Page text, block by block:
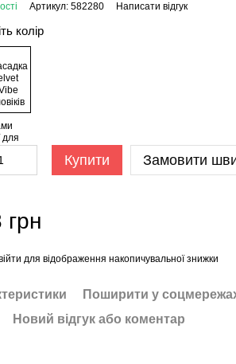
Артикул: 582280 Написати відгук
колір
Купити Замовити
грн
для відображення накопичувальної знижки
Поширити у
Новий відгук або коментар